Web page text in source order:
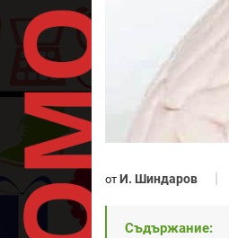
от И. Шиндаров
Съдържание: